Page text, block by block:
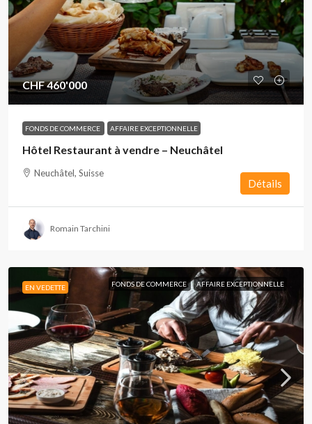
CHF 460'000
FONDS DE COMMERCE AFFAIRE EXCEPTIONNELLE
Hôtel Restaurant à vendre – Neuchâtel
Neuchâtel, Suisse
Détails
Romain Tarchini
EN VEDETTE FONDS DE COMMERCE AFFAIRE EXCEPTIONNELLE